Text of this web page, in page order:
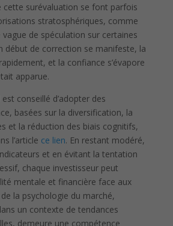
cette surévaluation se font parfois
stratosphériques, comme
de spéculation sur certaines
début de correction se manifeste, la
et la confiance s’évapore
apparue.
conseillé d’adopter des
basées sur la diversification, la
et la réduction des biais cognitifs,
l’article ce lien. En restant modéré,
et en évitant la tentation
chaque investisseur peut
mentale et financière face aux
la psychologie du marché,
un contexte de tendances
demeure une compétence